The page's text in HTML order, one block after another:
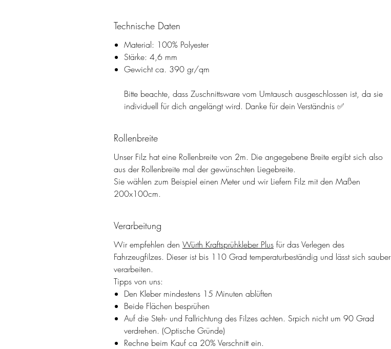
Technische Daten
Material: 100% Polyester
Stärke: 4,6 mm
Gewicht ca. 390 gr/qm
Bitte beachte, dass Zuschnittsware vom Umtausch ausgeschlossen ist, da sie
individuell für dich angelängt wird. Danke für dein Verständnis ✅
Rollenbreite
Unser Filz hat eine Rollenbreite von 2m. Die angegebene Breite ergibt sich also
aus der Rollenbreite mal der gewünschten Liegebreite.
Sie wählen zum Beispiel einen Meter und wir Liefern Filz mit den Maßen
200x100cm.
Verarbeitung
Wir empfehlen den Würth Kraftsprühkleber Plus für das Verlegen des
Fahrzeugfilzes. Dieser ist bis 110 Grad temperaturbeständig und lässt sich sauber
verarbeiten.
Tipps von uns:
Den Kleber mindestens 15 Minuten ablüften
Beide Flächen besprühen
Auf die Steh- und Fallrichtung des Filzes achten. Srpich nicht um 90 Grad
verdrehen. (Optische Gründe)
Rechne beim Kauf ca 20% Verschnitt ein.